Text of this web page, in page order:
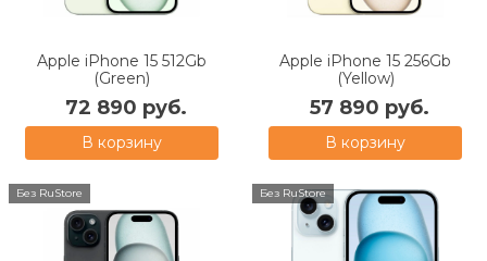
Apple iPhone 15 512Gb
(Green)
72 890 руб.
В корзину
Apple iPhone 15 256Gb
(Yellow)
57 890 руб.
В корзину
Без RuStore Без RuStore